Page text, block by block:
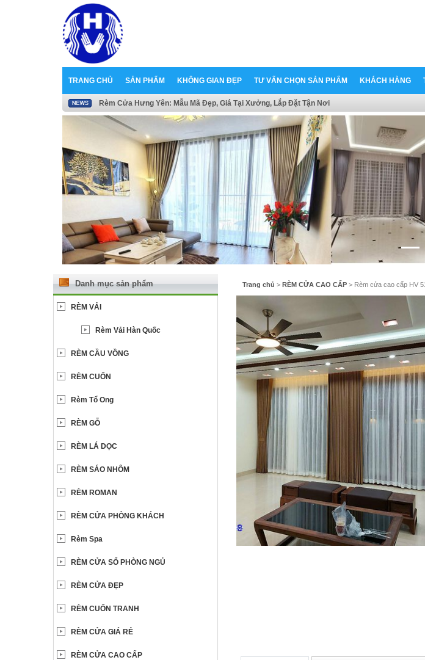
TRANG CHỦ SẢN PHẨM KHÔNG GIAN ĐẸP TƯ VẤN CHỌN SẢN PHẨM KHÁCH HÀNG
Rèm Cửa Hưng Yên: Mẫu Mã Đẹp, Giá Tại Xưởng, Lắp Đặt Tận Nơi
Trang chủ > RÈM CỬA CAO CẤP > Rèm cửa cao cấp HV
Danh mục sản phẩm
RÈM VẢI
Rèm Vải Hàn Quốc
RÈM CẦU VỒNG
RÈM CUỐN
Rèm Tổ Ong
RÈM GỖ
RÈM LÁ DỌC
RÈM SÁO NHÔM
RÈM ROMAN
RÈM CỬA PHÒNG KHÁCH
Rèm Spa
RÈM CỬA SỔ PHÒNG NGỦ
RÈM CỬA ĐẸP
RÈM CUỐN TRANH
RÈM CỬA GIÁ RẺ
RÈM CỬA CAO CẤP